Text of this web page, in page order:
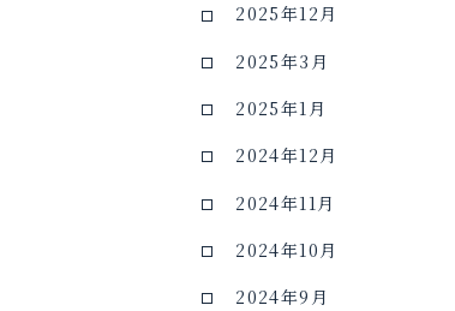
2025年12月
2025年3月
2025年1月
2024年12月
2024年11月
2024年10月
2024年9月